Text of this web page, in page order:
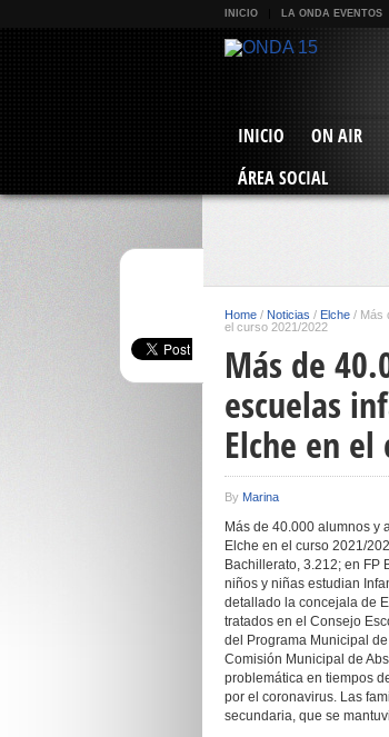
INICIO LA ONDA EVENTOS
INICIO ON AIR
ÁREA SOCIAL
Home / Noticias / Elche / Más
el curso 2021/2022
Más de
escuelas
Elche en
By Marina
Más de 40.000 alumnos y
Elche en el curso 2021/
Bachillerato, 3.212; en FP
niños y niñas estudian
detallado la concejala de
tratados en el Consejo
del Programa Municipal
Comisión Municipal de
problemática en tiempos
por el coronavirus. Las
secundaria, que se